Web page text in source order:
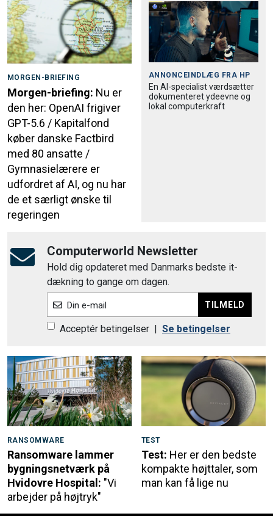
MORGEN-BRIEFING
Morgen-briefing: Nu er
den her: OpenAI frigiver
GPT-5.6 / Kapitalfond
køber danske Factbird
med 80 ansatte /
Gymnasielærere er
udfordret af AI, og nu har
de et særligt ønske til
regeringen
ANNONCEINDLÆG FRA HP
En AI-specialist værdsætter
dokumenteret ydeevne og
lokal computerkraft
Computerworld Newsletter
Hold dig opdateret med Danmarks bedste it-
dækning to gange om dagen.
Din e-mail TILMELD
Acceptér betingelser Se betingelser
RANSOMWARE
Ransomware lammer
bygningsnetværk på
Hvidovre Hospital: "Vi
arbejder på højtryk"
TEST
Test: Her er den bedste
kompakte højttaler, som
man kan få lige nu